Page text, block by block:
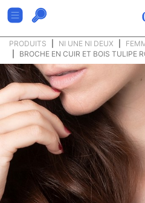
PRODUITS NI UNE NI DEUX
BROCHE EN CUIR ET BOIS TULIPE